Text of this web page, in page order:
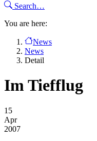
Search…
You are here:
News
News
Detail
Im Tiefflug
15
Apr
2007